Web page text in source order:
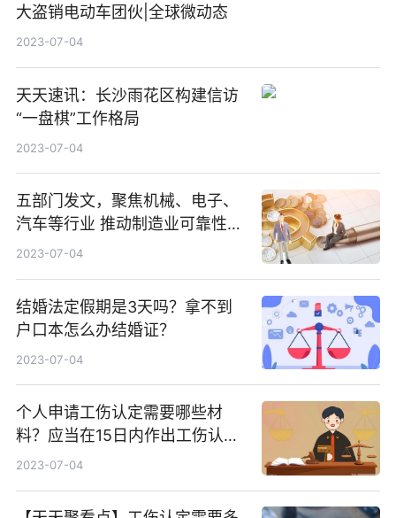
大盗销电动车团伙|全球微动态
2023-07-04
天天速讯：长沙雨花区构建信访
“一盘棋”工作格局
2023-07-04
五部门发文，聚焦机械、电子、
汽车等行业 推动制造业可靠性提
升_焦点速讯
2023-07-04
结婚法定假期是3天吗？拿不到
户口本怎么办结婚证？
2023-07-04
个人申请工伤认定需要哪些材
料？应当在15日内作出工伤认定
的决定吗？
2023-07-04